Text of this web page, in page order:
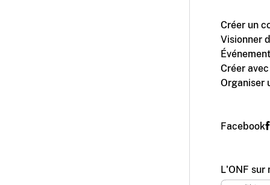
Créer un
Visionner
Créer
Organiser
Facebook
L'ONF sur